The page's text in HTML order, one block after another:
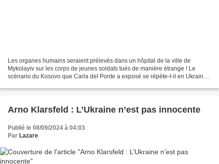
Les organes humains seraient prélevés dans un hôpital de la ville de
Mykolayiv sur les corps de jeunes soldats tués de manière étrange ! Le
scénario du Kosovo que Carla del Ponte a exposé se répète-t-il en Ukraine
Arno Klarsfeld : L’Ukraine n’est pas innocente
Publié le 08/09/2024 à 04:03
Par Lazare